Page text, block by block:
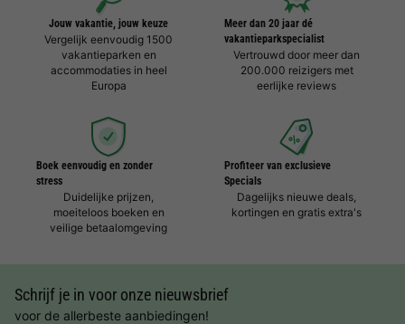
Jouw vakantie, jouw keuze
Vergelijk eenvoudig 1500
vakantieparken en
accommodaties in heel
Europa
Meer dan 20 jaar dé
vakantieparkspecialist
Vertrouwd door meer dan
200.000 reizigers met
eerlijke reviews
Boek eenvoudig en zonder
stress
Duidelijke prijzen,
moeiteloos boeken en
veilige betaalomgeving
Profiteer van exclusieve
Specials
Dagelijks nieuwe deals,
kortingen en gratis extra's
Schrijf je in voor onze nieuwsbrief
voor de allerbeste aanbiedingen!